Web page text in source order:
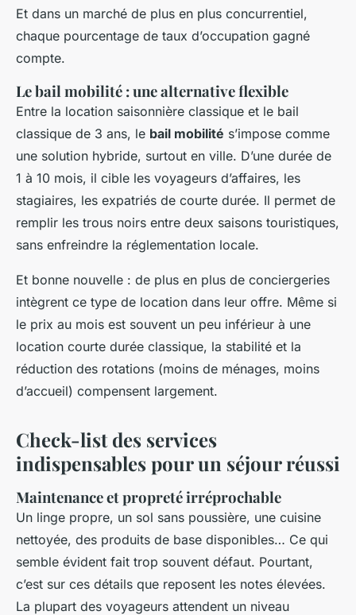
Et dans un marché de plus en plus concurrentiel,
chaque pourcentage de taux d’occupation gagné
compte.
Le bail mobilité : une alternative flexible
Entre la location saisonnière classique et le bail
classique de 3 ans, le bail mobilité s’impose comme
une solution hybride, surtout en ville. D’une durée de
1 à 10 mois, il cible les voyageurs d’affaires, les
stagiaires, les expatriés de courte durée. Il permet de
remplir les trous noirs entre deux saisons touristiques,
sans enfreindre la réglementation locale.
Et bonne nouvelle : de plus en plus de conciergeries
intègrent ce type de location dans leur offre. Même si
le prix au mois est souvent un peu inférieur à une
location courte durée classique, la stabilité et la
réduction des rotations (moins de ménages, moins
d’accueil) compensent largement.
Check-list des services
indispensables pour un séjour réussi
Maintenance et propreté irréprochable
Un linge propre, un sol sans poussière, une cuisine
nettoyée, des produits de base disponibles… Ce qui
semble évident fait trop souvent défaut. Pourtant,
c’est sur ces détails que reposent les notes élevées.
La plupart des voyageurs attendent un niveau